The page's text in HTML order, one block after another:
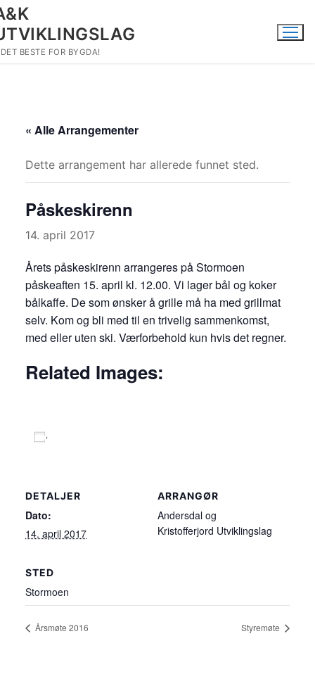
Hopp
til
innholdet
BESTE FOR BYGDA!
« Alle Arrangementer
Dette arrangement har allerede funnet sted.
Påskeskirenn
14. april 2017
Årets påskeskirenn arrangeres på Stormoen
påskeaften 15. april kl. 12.00. Vi lager bål og koker
bålkaffe. De som ønsker å grille må ha med grillmat
selv. Kom og bli med til en trivelig sammenkomst,
med eller uten ski. Værforbehold kun hvis det regner.
Related Images:
DETALJER
Dato:
14. april 2017
ARRANGØR
Andersdal og
Kristofferjord Utviklingslag
STED
Stormoen
Årsmøte 2016 Styremøte